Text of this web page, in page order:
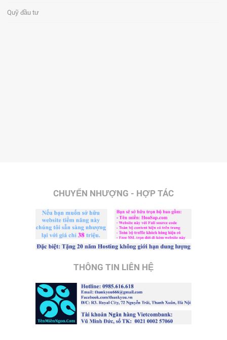
Quỹ đầu tư
CHUYỂN NHƯỢNG - HỢP TÁC
THÔNG TIN LIÊN HỆ